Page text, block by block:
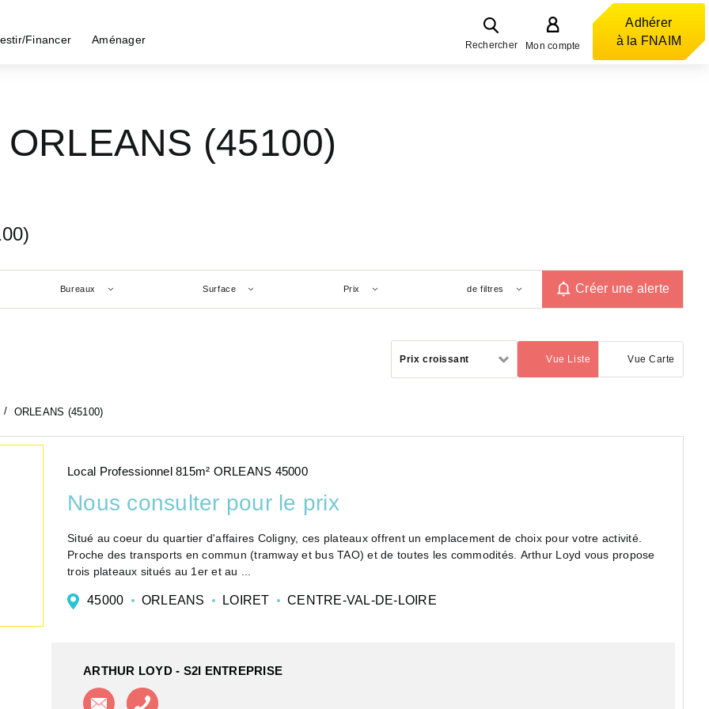
Financer Aménager Rechercher Mon compte
Adhérer
à la FNAIM
(45100)
Bureaux Surface Prix de filtres Créer une alerte
Prix croissant Vue Liste
(activé) Vue Carte
ORLEANS (45100)
Local Professionnel 815m² ORLEANS 45000
Nous consulter pour le prix
Situé au coeur du quartier d'affaires Coligny, ces plateaux offrent un emplacement de choix pour votre activité.
Proche des transports en commun (tramway et bus TAO) et de toutes les commodités. Arthur Loyd vous propose
trois plateaux situés au 1er et au ...
45000 ORLEANS LOIRET CENTRE-VAL-DE-LOIRE
ARTHUR LOYD - S2I ENTREPRISE
Contacter l'agence